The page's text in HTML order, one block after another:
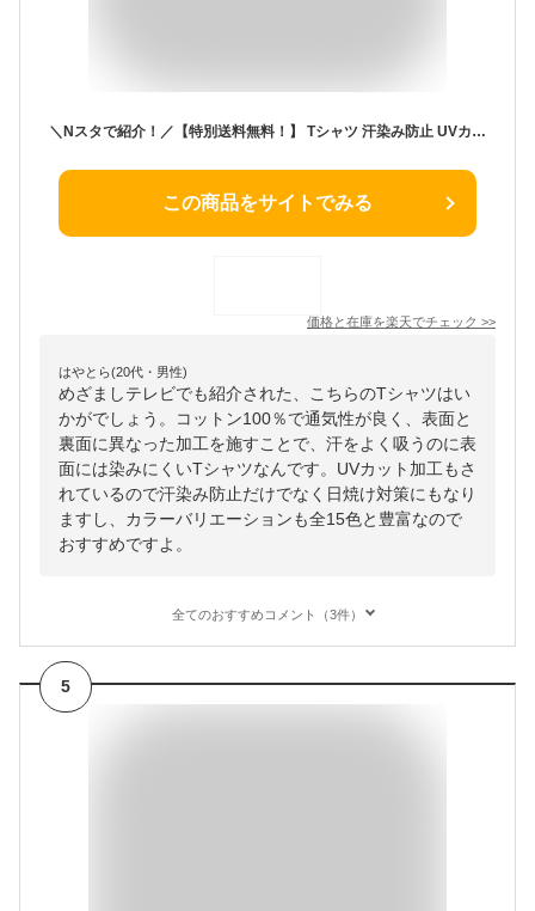
＼Nスタで紹介！／【特別送料無料！】 Tシャツ 汗染み防止 UVカット レディース / トップス カットソー 半袖 丸首 ゆったり 夏【メール便可22】◆zootie（ズーティー）：汗しみない Tシャツ［バックスリット］
この商品をサイトでみる
価格と在庫を楽天でチェック >>
はやとら(20代・男性)
めざましテレビでも紹介された、こちらのTシャツはい
かがでしょう。コットン100％で通気性が良く、表面と
裏面に異なった加工を施すことで、汗をよく吸うのに表
面には染みにくいTシャツなんです。UVカット加工もさ
れているので汗染み防止だけでなく日焼け対策にもなり
ますし、カラーバリエーションも全15色と豊富なので
おすすめですよ。
全てのおすすめコメント（3件）
5